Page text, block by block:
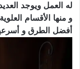
له العمل ويوجد
و منها الأقسام
أفضل الطرق و